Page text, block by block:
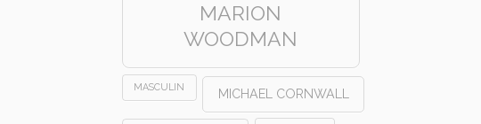
MARION
WOODMAN
MASCULIN MICHAEL CORNWALL